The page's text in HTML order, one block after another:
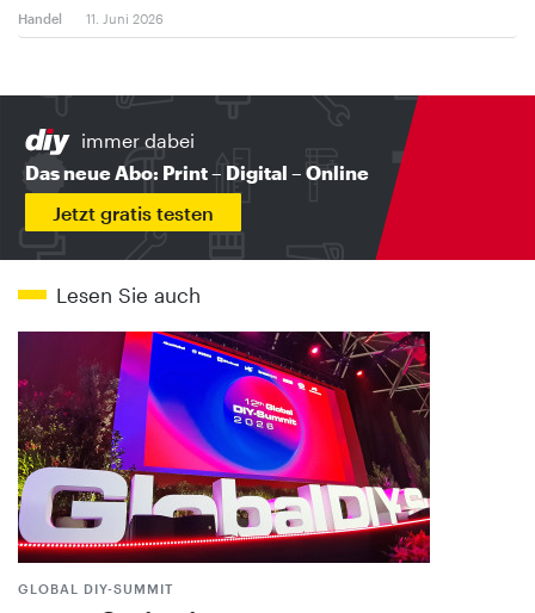
Handel 11. Juni 2026
immer dabei
Das neue Abo: Print – Digital – Online
Jetzt gratis testen
Lesen Sie auch
GLOBAL DIY-SUMMIT